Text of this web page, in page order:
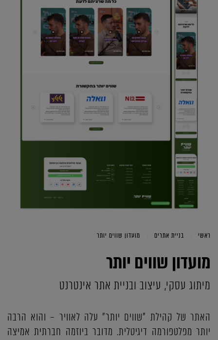
ראשי בניית אתרים מועדון שווים יותר
מועדון שווים יותר
מיתוג עסקי, עיצוב ובניית אתר אינטרנט
האתר של קהילת "שווים יותר" עלה לאוויר – והוא הרבה
יותר מפלטפורמה דיגיטלית. מדובר ביוזמה חברתית אמיצה